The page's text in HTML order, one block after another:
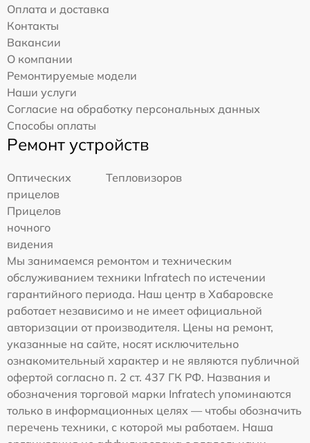
Оплата и доставка
Контакты
Вакансии
О компании
Ремонтируемые модели
Наши услуги
Согласие на обработку персональных данных
Способы оплаты
Ремонт устройств
Оптических
прицелов
Тепловизоров
Прицелов
ночного
видения
Мы занимаемся ремонтом и техническим
обслуживанием техники Infratech по истечении
гарантийного периода. Наш центр в Хабаровске
работает независимо и не имеет официальной
авторизации от производителя. Цены на ремонт,
указанные на сайте, носят исключительно
ознакомительный характер и не являются публичной
офертой согласно п. 2 ст. 437 ГК РФ. Названия и
обозначения торговой марки Infratech упоминаются
только в информационных целях — чтобы обозначить
перечень техники, с которой мы работаем. Наша